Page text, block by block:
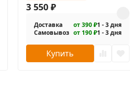
3 550 ₽
Доставка от 390 ₽1 - 3 дня
Самовывоз от 190 ₽1 - 3 дня
Купить